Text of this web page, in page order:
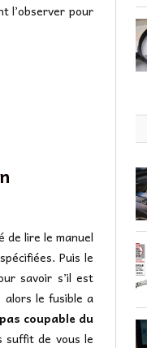
l’observer pour
de lire le manuel
Puis le
savoir s’il est
le fusible a
coupable du
suffit de vous le